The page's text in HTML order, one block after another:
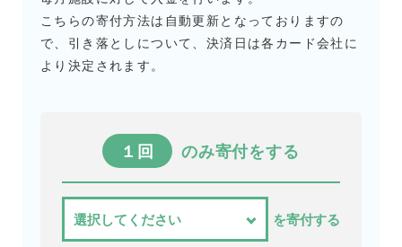
こちらの寄付方法は自動更新となっておりますの
で、引き落としについて、決済日は各カード会社に
より決定されます。
１回 のみ寄付をする
を寄付する